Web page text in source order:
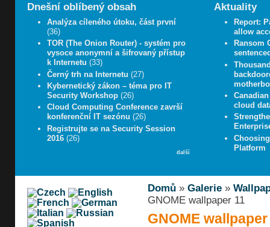
Dnešní oblíbený obsah
Analýza cíleného útoku, část první
(36)
TOR (The Onion Router) - systém pro
vysoce anonymní a šifrovaný přístup
k Internetu (33)
Černý trh na Internetu (27)
Kybernetický zákon – téma pro IT
Security Workshop (26)
Cloud Computing Conference završí
konferenční IT sezónu (26)
Registrujte se na Security Session
2016 (26)
další
Aktuality
Report:
allow
Ransom
cloud
Platform
Domů» Galerie»
GNOME wallpaper 11
GNOME wallpaper